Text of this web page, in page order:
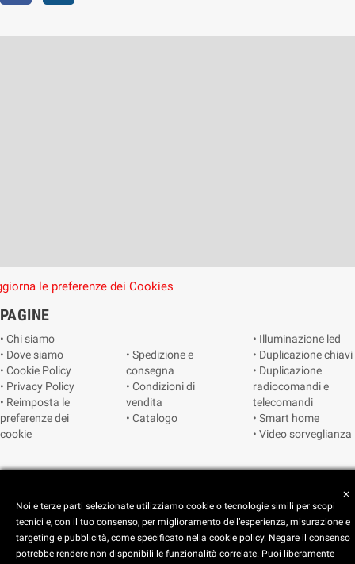
le preferenze dei Cookies
PAGINE
• Chi siamo
• Dove siamo
• Cookie Policy
• Privacy Policy
• Reimposta le
preferenze dei
cookie
• Spedizione e
consegna
• Condizioni di
vendita
• Catalogo
• Illuminazione led
• Duplicazione chiavi
• Duplicazione
radiocomandi e
telecomandi
• Smart home
• Video sorveglianza
close
Noi e terze parti selezionate utilizziamo cookie o tecnologie simili per scopi
tecnici e, con il tuo consenso, per miglioramento dell’esperienza, misurazione e
targeting e pubblicità, come specificato nella cookie policy. Negare il consenso
potrebbe rendere non disponibili le funzionalità correlate. Puoi liberamente